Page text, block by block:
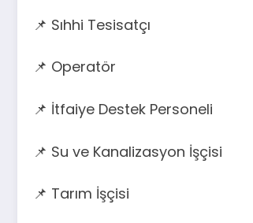
📌 Sıhhi Tesisatçı
📌 Operatör
📌 İtfaiye Destek Personeli
📌 Su ve Kanalizasyon İşçisi
📌 Tarım İşçisi